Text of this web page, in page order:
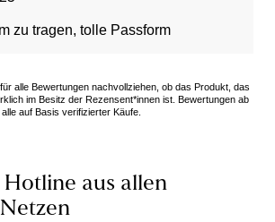
zu tragen, tolle Passform
alle Bewertungen nachvollziehen, ob das Produkt, das
im Besitz der Rezensent*innen ist. Bewertungen ab
auf Basis verifizierter Käufe.
Hotline aus allen